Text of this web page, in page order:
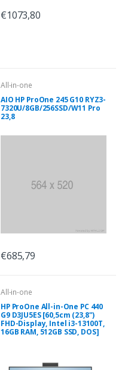
€1073,80
All-in-one
AIO HP ProOne 245 G10 RYZ3-
7320U/8GB/256SSD/W11 Pro
23,8
€685,79
All-in-one
HP ProOne All-in-One PC 440
G9 D3JU5ES [60,5cm (23,8")
FHD-Display, Intel i3-13100T,
16GB RAM, 512GB SSD, DOS]